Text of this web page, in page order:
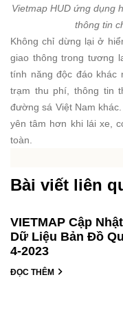
Vietmap HUD ứng dụng
thông tin
Không chỉ dừng lại ở
giao thông trong tương
tính năng độc đáo khác
trạm thu phí, thông tin
đường sá Việt Nam
yên tâm hơn khi lái xe,
toàn.
Bài viết liên
VIETMAP Cập Nhật
Dữ Liệu Bản Đồ
4-2023
ĐỌC THÊM